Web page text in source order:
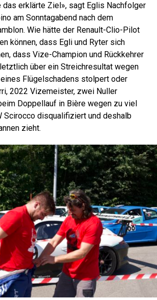
das erklärte Ziel», sagt Eglis Nachfolger
am Sonntagabend nach dem
Wie hätte der Renault-Clio-Pilot
können, dass Egli und Ryter sich
dass Vize-Champion und Rückkehrer
über ein Streichresultat wegen
Flügelschadens stolpert oder
2022 Vizemeister, zwei Nuller
Doppellauf in Bière wegen zu viel
Scirocco disqualifiziert und deshalb
zieht.